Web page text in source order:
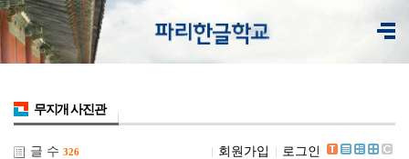
무지개 사진관
글 수 326 회원가입 로그인